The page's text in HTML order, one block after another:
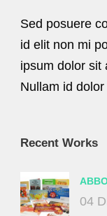
Sed posuere
id elit non mi
ipsum dolor sit
Nullam id
Recent Works
04